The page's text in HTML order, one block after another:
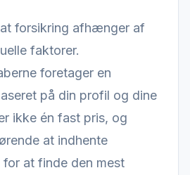
forsikring afhænger af
faktorer.
foretager en
på din profil og dine
ikke én fast pris, og
at indhente
at finde den mest